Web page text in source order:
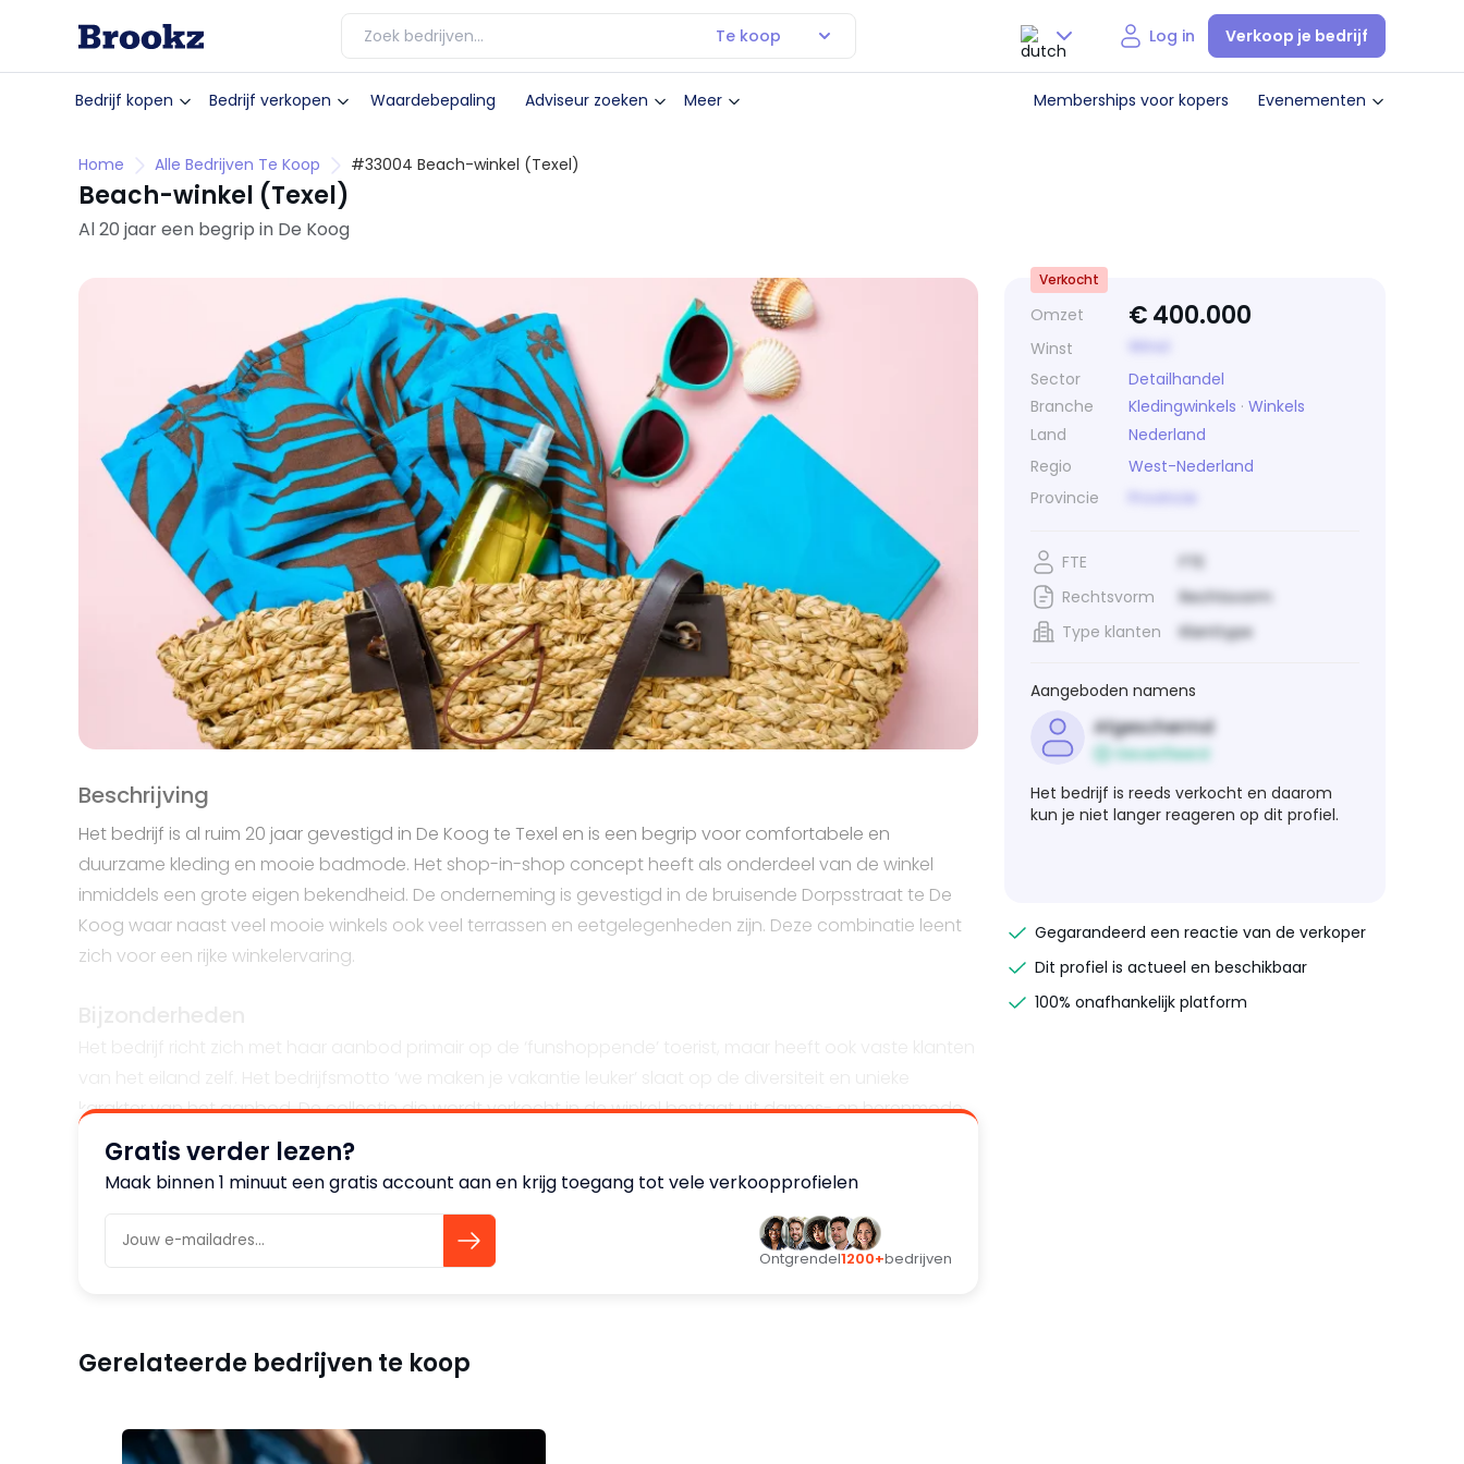
Te koop
Nederlands
Log in Verkoop je bedrijf
Bedrijf kopen Bedrijf verkopen Waardebepaling Adviseur zoeken Meer Memberships voor kopers Evenementen
Home Alle Bedrijven Te Koop #33004 Beach-winkel (Texel)
Beach-winkel (Texel)
Al 20 jaar een begrip in De Koog
Beschrijving
Het bedrijf is al ruim 20 jaar gevestigd in De Koog te Texel en is een begrip voor comfortabele en
duurzame kleding en mooie badmode. Het shop-in-shop concept heeft als onderdeel van de winkel
inmiddels een grote eigen bekendheid. De onderneming is gevestigd in de bruisende Dorpsstraat te De
Koog waar naast veel mooie winkels ook veel terrassen en eetgelegenheden zijn. Deze combinatie leent
zich voor een rijke winkelervaring.
karakter van het aanbod. De collectie die wordt verkocht in de winkel bestaat uit dames- en herenmode,
modeaccessoires, badmode en lingerie en zonnebrillen.
Overige informatie
Het bedrijf is een merkenwinkel en heeft meerdere gerenommeerde merken. Het motto van de winkel is
uitgewerkt in de samenstelling van de collectie. Die is er namelijk op gericht de ‘funshopper’ optimaal te
Gratis verder lezen?
Maak binnen 1 minuut een gratis account aan en krijg toegang tot vele verkoopprofielen
Ontgrendel1200+bedrijven
Omzet €400.000
Winst
Sector
Detailhandel
Branche
Kledingwinkels · Winkels
Land
Nederland
Regio
West-Nederland
Provincie
Verkocht
FTE
FTE
Rechtsvorm
Rechtsvorm
Type klanten
Klanttype
Aangeboden namens
Afgeschermd
Geverifieerd
Het bedrijf is reeds verkocht en daarom
kun je niet langer reageren op dit profiel.
Gegarandeerd een reactie van de verkoper
Dit profiel is actueel en beschikbaar
100% onafhankelijk platform
Gerelateerde bedrijven te koop